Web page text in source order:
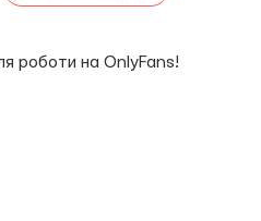
роботи на OnlyFans!